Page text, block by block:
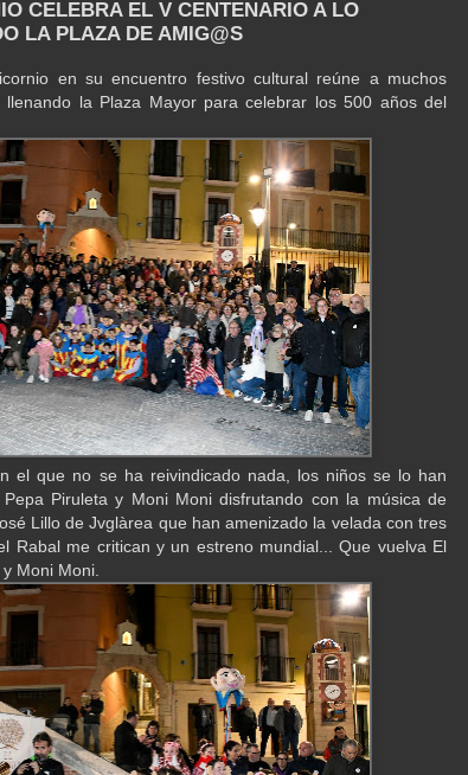
CELEBRA EL V CENTENARIO A LO
LA PLAZA DE AMIG@S
en su encuentro festivo cultural reúne a muchos
llenando la Plaza Mayor para celebrar los 500 años del
el que no se ha reivindicado nada, los niños se lo han
Piruleta y Moni Moni disfrutando con la música de
Lillo de Jvglàrea que han amenizado la velada con tres
Rabal me critican y un estreno mundial... Que vuelva El
Moni Moni.